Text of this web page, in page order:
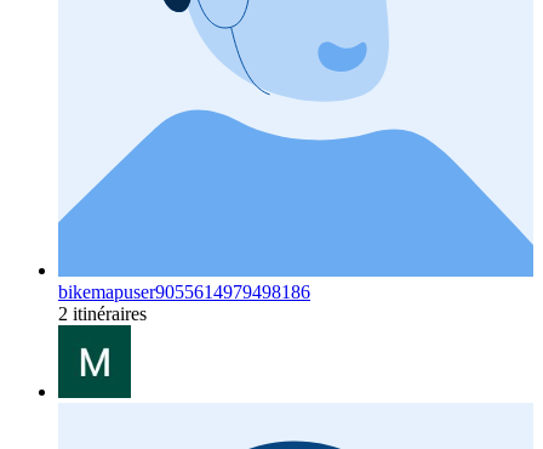
bikemapuser9055614979498186
2 itinéraires